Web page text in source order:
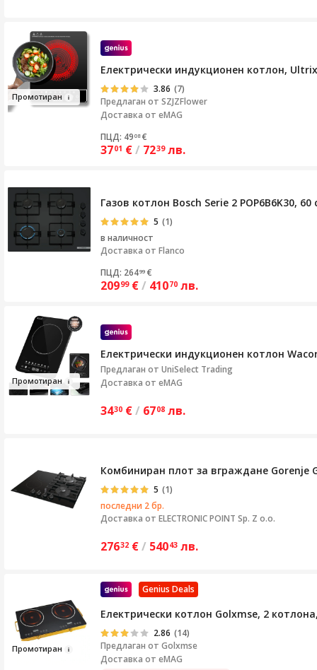
Промотиран
Електрически индукционен котлон,
3.86 (7)
Предлаган от SZJZFlower
Доставка от eMAG
ПЦД: 49 08 €
3701 €/ 7239 лв.
Газов котлон Bosch Serie 2 POP6B6K30,
5 (1)
в наличност
Доставка от Flanco
ПЦД: 26499 €
20999 €/ 41070 лв.
Промотиран
Електрически индукционен котлон
Предлаган от UniSelect Trading
Доставка от eMAG
3430 €/ 6708 лв.
Комбиниран плот за вграждане Gorenje
5 (1)
последни 2 бр.
Доставка от ELECTRONIC POINT Sp. Z o.o.
27632 €/ 54043 лв.
Промотиран
Genius Deals
Електрически котлон Golxmse, 2
2.86 (14)
Предлаган от Golxmse
Доставка от eMAG